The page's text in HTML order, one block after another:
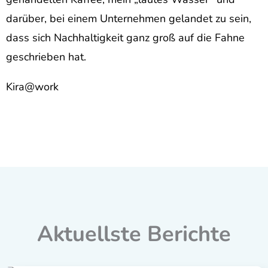
darüber, bei einem Unternehmen gelandet zu sein,
dass sich Nachhaltigkeit ganz groß auf die Fahne
geschrieben hat.
Kira@work
Aktuellste Berichte